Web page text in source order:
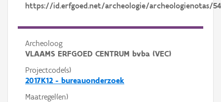
https://id.erfgoed.net/archeologie/archeologienotas/
Archeoloog
VLAAMS ERFGOED CENTRUM bvba (VEC)
Projectcode(s)
2017K12 - bureauonderzoek
Maatregel(en)